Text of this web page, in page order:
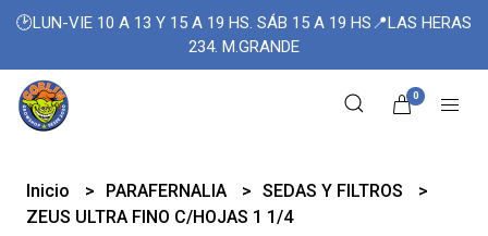
🕑LUN-VIE 10 A 13 Y 15 A 19 HS. SÁB 15 A 19 HS📍LAS HERAS
234. M.GRANDE
0
Inicio PARAFERNALIA
SEDAS Y FILTROS
ZEUS ULTRA FINO C/HOJAS 1 1/4